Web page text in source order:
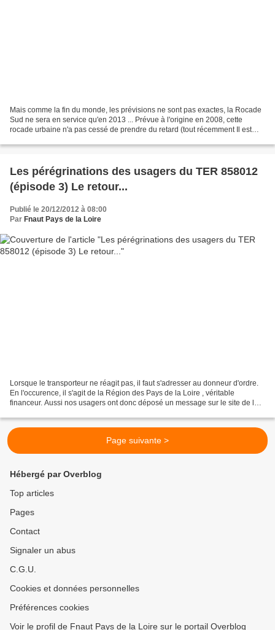
Mais comme la fin du monde, les prévisions ne sont pas exactes, la Rocade
Sud ne sera en service qu'en 2013 ... Prévue à l'origine en 2008, cette
rocade urbaine n'a pas cessé de prendre du retard (tout récemment Il est
Les pérégrinations des usagers du TER 858012
(épisode 3) Le retour...
Publié le 20/12/2012 à 08:00
Par Fnaut Pays de la Loire
Lorsque le transporteur ne réagit pas, il faut s'adresser au donneur d'ordre.
En l'occurence, il s'agit de la Région des Pays de la Loire , véritable
financeur. Aussi nos usagers ont donc déposé un message sur le site de la
bas/contacts/...
Page suivante >
Hébergé par Overblog
Top articles
Pages
Contact
Signaler un abus
C.G.U.
Cookies et données personnelles
Préférences cookies
Voir le profil de Fnaut Pays de la Loire sur le portail Overblog